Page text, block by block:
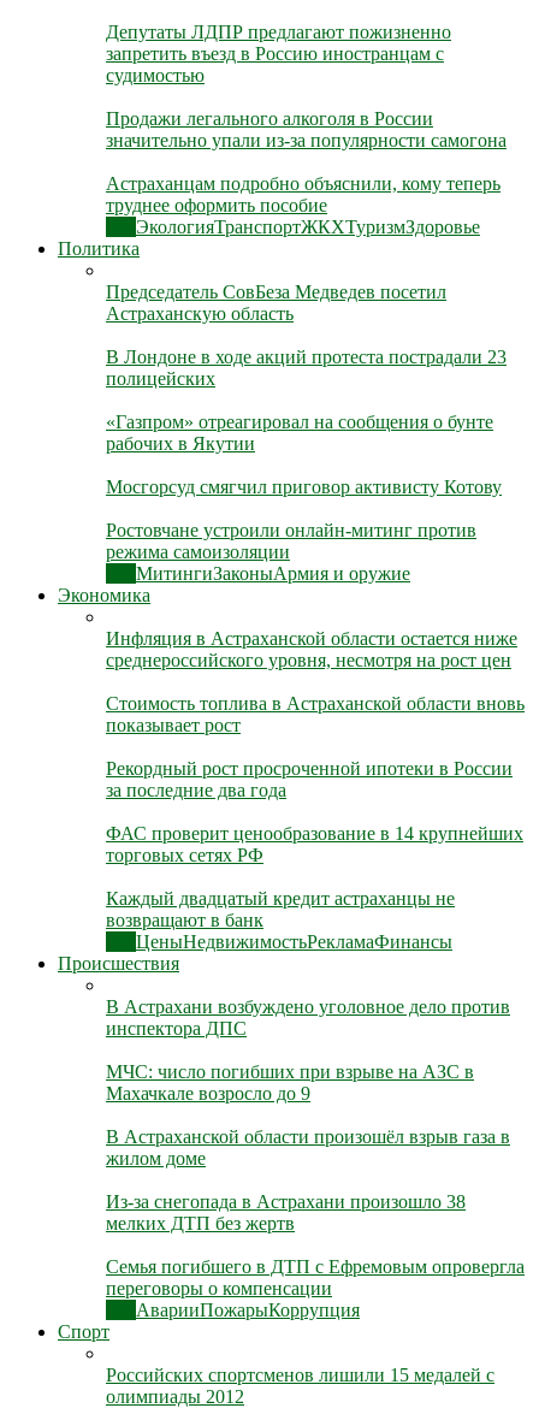
Депутаты ЛДПР предлагают пожизненно
запретить въезд в Россию иностранцам с
судимостью
Продажи легального алкоголя в России
значительно упали из-за популярности самогона
Астраханцам подробно объяснили, кому теперь
труднее оформить пособие
ЭкологияТранспортЖКХТуризмЗдоровье
Политика
Председатель СовБеза Медведев посетил
Астраханскую область
В Лондоне в ходе акций протеста пострадали 23
полицейских
«Газпром» отреагировал на сообщения о бунте
рабочих в Якутии
Мосгорсуд смягчил приговор активисту Котову
Ростовчане устроили онлайн-митинг против
режима самоизоляции
МитингиЗаконыАрмия и оружие
Экономика
Инфляция в Астраханской области остается ниже
среднероссийского уровня, несмотря на рост цен
Стоимость топлива в Астраханской области вновь
показывает рост
Рекордный рост просроченной ипотеки в России
за последние два года
ФАС проверит ценообразование в 14 крупнейших
торговых сетях РФ
Каждый двадцатый кредит астраханцы не
возвращают в банк
ЦеныНедвижимостьРекламаФинансы
Происшествия
В Астрахани возбуждено уголовное дело против
инспектора ДПС
МЧС: число погибших при взрыве на АЗС в
Махачкале возросло до 9
В Астраханской области произошёл взрыв газа в
жилом доме
Из-за снегопада в Астрахани произошло 38
мелких ДТП без жертв
Семья погибшего в ДТП с Ефремовым опровергла
переговоры о компенсации
АварииПожарыКоррупция
Спорт
Российских спортсменов лишили 15 медалей с
олимпиады 2012